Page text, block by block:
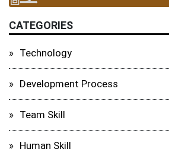
CATEGORIES
Technology
Development Process
Team Skill
Human Skill